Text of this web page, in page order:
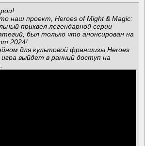
наш проект, Heroes of Might & Magic:
приквел легендарной серии
был только что анонсирован на
2024!
для культовой франшизы Heroes
выйдет в ранний доступ на